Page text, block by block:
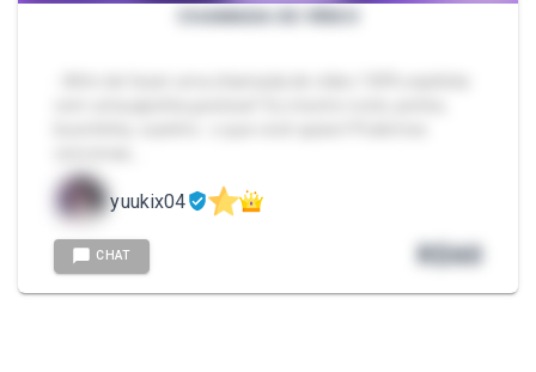
CHAMADA DE VÍDEO
yuukix04
CHAT R$60